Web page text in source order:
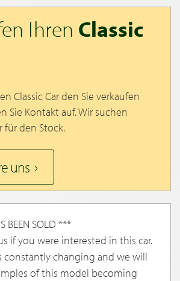
Ihren Classic
Classic Car den Sie verkaufen
Sie Kontakt auf. Wir suchen
den Stock.
uns
BEEN SOLD ***
if you were interested in this car.
constantly changing and we will
of this model becoming